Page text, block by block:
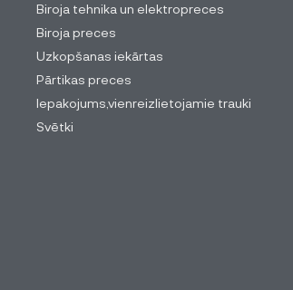
Biroja tehnika un elektropreces
Biroja preces
Uzkopšanas iekārtas
Pārtikas preces
Iepakojums,vienreizlietojamie trauki
Svētki